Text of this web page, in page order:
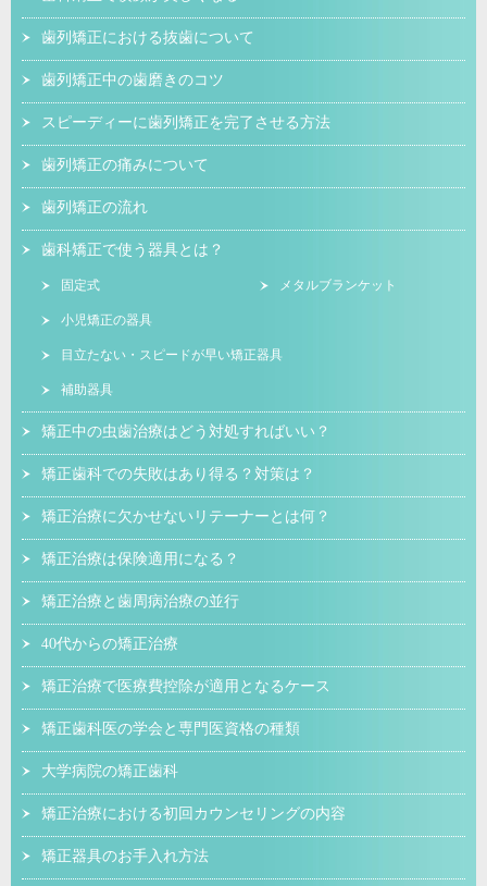
歯列矯正における抜歯について
歯列矯正中の歯磨きのコツ
スピーディーに歯列矯正を完了させる方法
歯列矯正の痛みについて
歯列矯正の流れ
歯科矯正で使う器具とは？
固定式 メタルブランケット
小児矯正の器具
目立たない・スピードが早い矯正器具
補助器具
矯正中の虫歯治療はどう対処すればいい？
矯正歯科での失敗はあり得る？対策は？
矯正治療に欠かせないリテーナーとは何？
矯正治療は保険適用になる？
矯正治療と歯周病治療の並行
40代からの矯正治療
矯正治療で医療費控除が適用となるケース
矯正歯科医の学会と専門医資格の種類
大学病院の矯正歯科
矯正治療における初回カウンセリングの内容
矯正器具のお手入れ方法